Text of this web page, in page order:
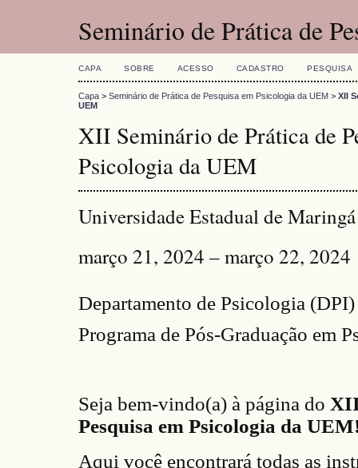
Seminário de Prática de
CAPA SOBRE ACESSO CADASTRO PESQUISA
Capa > Seminário de Prática de Pesquisa em Psicologia da UEM > XII
UEM
XII Seminário de Prática de
Psicologia da UEM
Universidade Estadual de Maringá
março 21, 2024 – março 22, 2024
Departamento de Psicologia (DPI)
Programa de Pós-Graduação em
Seja bem-vindo(a) à página do XI
Pesquisa em Psicologia da
Aqui você encontrará todas as